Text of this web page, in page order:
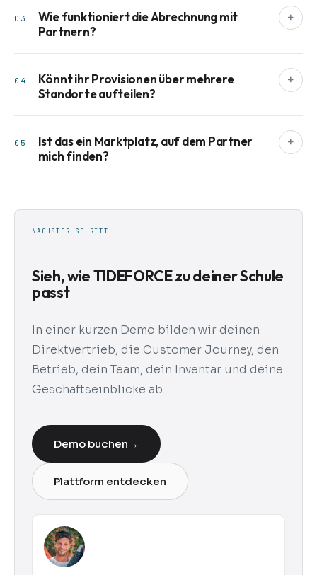
03
Wie funktioniert die Abrechnung mit
Partnern?
+
04
Könnt ihr Provisionen über mehrere
Standorte aufteilen?
+
05
Ist das ein Marktplatz, auf dem Partner
mich finden?
+
NÄCHSTER SCHRITT
Sieh, wie TIDEFORCE zu deiner Schule
passt
In einer kurzen Demo bilden wir deinen
Direktvertrieb, die Customer Journey, den
Betrieb, dein Team, dein Inventar und deine
Geschäftseinblicke ab.
Demo buchen →
Plattform entdecken